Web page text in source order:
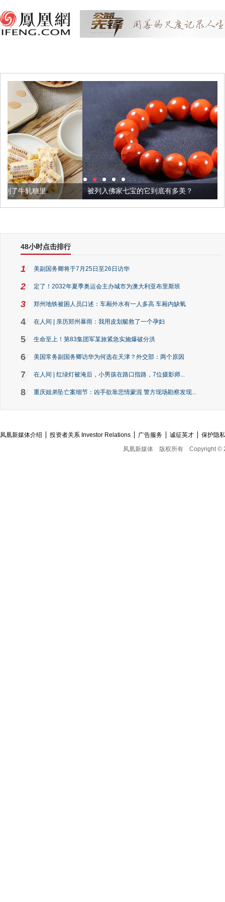
被列入佛家七宝的它到底有多美？
48小时点击排行
1 美副国务卿将于7月25日至26日访华
2 定了！2032年夏季奥运会主办城市为澳大利亚布里斯班
3 郑州地铁被困人员口述：车厢外水有一人多高 车厢内缺氧
4 在人间 | 亲历郑州暴雨：我用皮划艇救了一个孕妇
5 生命至上！第83集团军某旅紧急实施爆破分洪
6 美国常务副国务卿访华为何选在天津？外交部：两个原因
7 在人间 | 红绿灯被淹后，小男孩在路口指路，7位摄影师...
8 重庆姐弟坠亡案细节：凶手欲靠悲情蒙混 警方现场勘察发现...
凤凰新媒体介绍 投资者关系 Investor Relations 广告服务 诚征英才
保护隐
凤凰新媒体
版权所有 Copyright ©